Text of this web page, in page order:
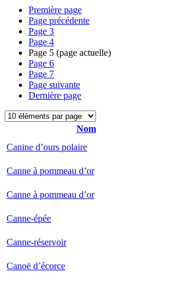
Première page
Page précédente
Page 3
Page 4
Page 5 (page actuelle)
Page 6
Page 7
Page suivante
Dernière page
Nom
Canine d’ours polaire
Canne à pommeau d’or
Canne à pommeau d’or
Canne-épée
Canne-réservoir
Canoë d’écorce